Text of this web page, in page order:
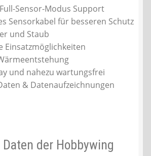
Sensor-Modus Support
Sensorkabel für besseren Schutz
und Staub
Einsatzmöglichkeiten
und nahezu wartungsfrei
& Datenaufzeichnungen
der Hobbywing